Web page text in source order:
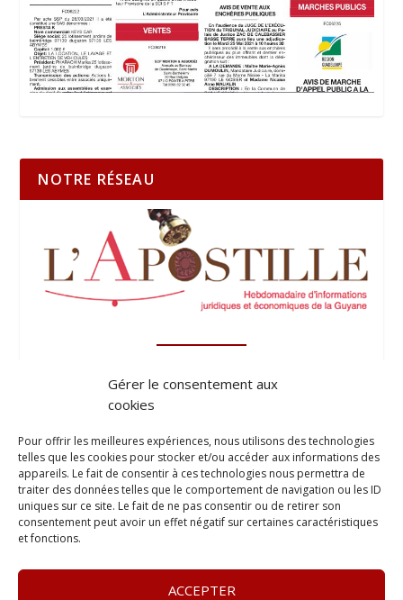
Gérer le consentement aux
cookies
Pour offrir les meilleures expériences, nous utilisons des technologies
telles que les cookies pour stocker et/ou accéder aux informations des
appareils. Le fait de consentir à ces technologies nous permettra de
traiter des données telles que le comportement de navigation ou les ID
uniques sur ce site. Le fait de ne pas consentir ou de retirer son
consentement peut avoir un effet négatif sur certaines caractéristiques
et fonctions.
ACCEPTER
NOTRE RÉSEAU